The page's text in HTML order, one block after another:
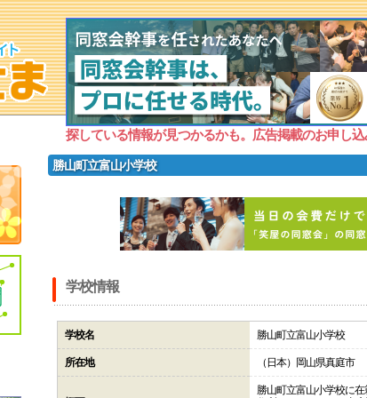
探している情報が見つかるかも。広告掲載のお申し
勝山町立富山小学校
学校情報
学校名 勝山町立富山小学校
所在地 （日本）岡山県真庭市
勝山町立富山小学校に